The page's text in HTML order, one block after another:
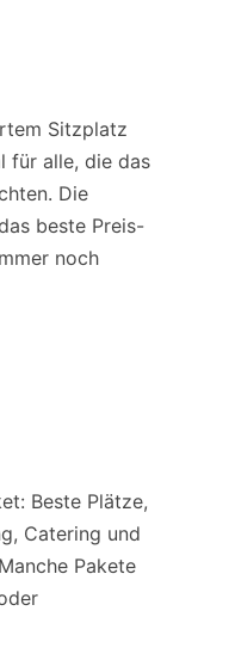
Sitzplatz
für alle, die das
Die
beste Preis-
noch
Beste Plätze,
Catering und
Pakete